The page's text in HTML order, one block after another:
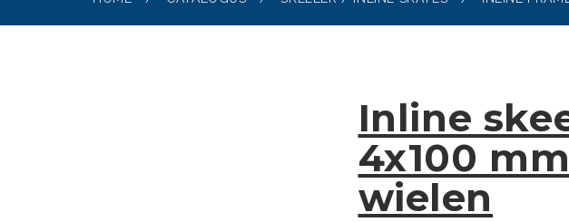
Inline
4x100
wielen